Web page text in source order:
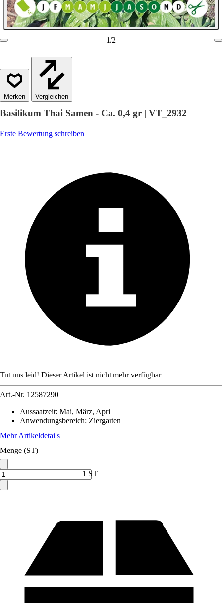
1/2
Vergleichen
Basilikum Thai Samen - Ca. 0,4 gr | VT_2932
Erste Bewertung schreiben
Tut uns leid! Dieser Artikel ist nicht mehr verfügbar.
Art.-Nr. 12587290
Aussaatzeit: Mai, März, April
Anwendungsbereich: Ziergarten
Mehr Artikeldetails
Menge (ST)
1 ST